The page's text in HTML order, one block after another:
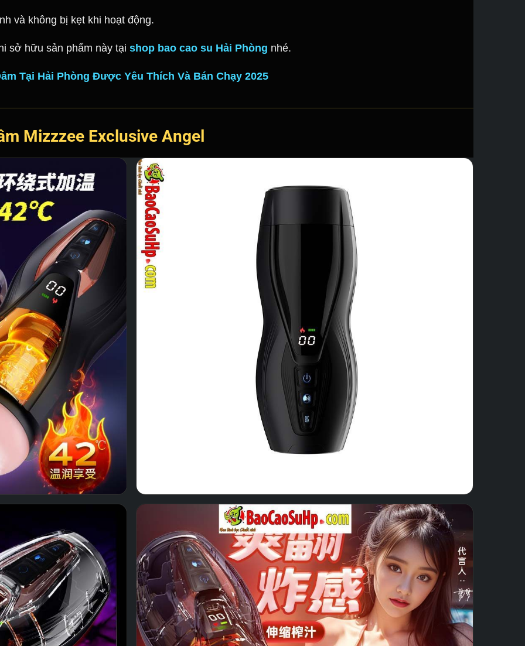
và không bị kẹt khi hoạt động.
sở hữu sản phẩm này tại shop bao cao su Hải Phòng nhé.
Tại Hải Phòng Được Yêu Thích Và Bán Chạy 2025
Mizzzee Exclusive Angel